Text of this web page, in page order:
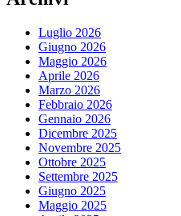
Luglio 2026
Giugno 2026
Maggio 2026
Aprile 2026
Marzo 2026
Febbraio 2026
Gennaio 2026
Dicembre 2025
Novembre 2025
Ottobre 2025
Settembre 2025
Giugno 2025
Maggio 2025